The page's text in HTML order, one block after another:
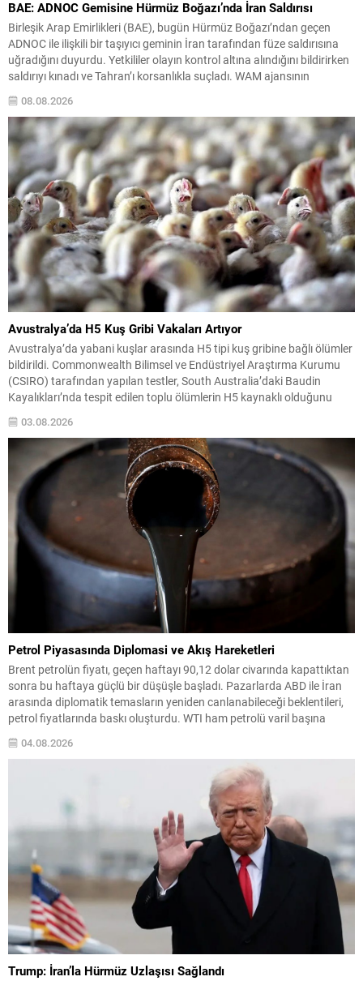
BAE: ADNOC Gemisine Hürmüz Boğazı’nda İran Saldırısı
Birleşik Arap Emirlikleri (BAE), bugün Hürmüz Boğazı’ndan geçen
ADNOC ile ilişkili bir taşıyıcı geminin İran tarafından füze saldırısına
uğradığını duyurdu. Yetkililer olayın kontrol altına alındığını bildirirken
saldırıyı kınadı ve Tahran’ı korsanlıkla suçladı. WAM ajansının
aktardığı ilk açıklamada, ADNOC’a ait bir geminin sabah saatlerinde
hedef alındığı belirtildi; ilerleyen dakikalarda ise BAE...
08.08.2026
Avustralya’da H5 Kuş Gribi Vakaları Artıyor
Avustralya’da yabani kuşlar arasında H5 tipi kuş gribine bağlı ölümler
bildirildi. Commonwealth Bilimsel ve Endüstriyel Araştırma Kurumu
(CSIRO) tarafından yapılan testler, South Australia’daki Baudin
Kayalıkları’nda tespit edilen toplu ölümlerin H5 kaynaklı olduğunu
doğruladı. Vaka teyitleri sadece South Australia ile sınırlı kalmadı;
Western Australia, New South Wales, Queensland ve Victoria’da da...
03.08.2026
Petrol Piyasasında Diplomasi ve Akış Hareketleri
Brent petrolün fiyatı, geçen haftayı 90,12 dolar civarında kapattıktan
sonra bu haftaya güçlü bir düşüşle başladı. Pazarlarda ABD ile İran
arasında diplomatik temasların yeniden canlanabileceği beklentileri,
petrol fiyatlarında baskı oluşturdu. WTI ham petrolü varil başına
petrol de 85 dolar seviyelerine doğru...
04.08.2026
Trump: İran’la Hürmüz Uzlaşısı Sağlandı